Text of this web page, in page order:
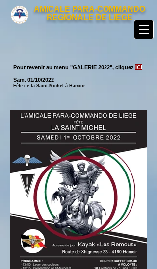
AMICALE PARA-COMMANDO
REGIONALE DE LIEGE
Pour revenir au menu "GALERIE 2022", cliquez ICI
Sam. 01/10/2022
Fête de la Saint-Michel à Hamoir